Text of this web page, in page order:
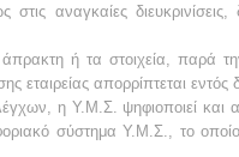
στις αναγκαίες
ή τα στοιχεία, παρά
εταιρείας απορρίπτεται
η Υ.Μ.Σ. ψηφιοποιεί και
σύστημα Υ.Μ.Σ., το